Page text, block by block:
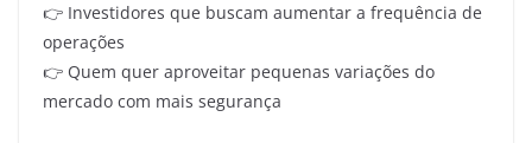
👉 Investidores que buscam aumentar a frequência de
operações
👉 Quem quer aproveitar pequenas variações do
mercado com mais segurança